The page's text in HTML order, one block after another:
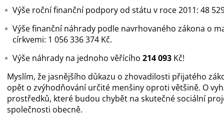
Výše roční finanční podpory od státu v roce 2011: 48
Výše finanční náhrady podle navrhovaného zákona o
církvemi: 1 056 336 374 Kč.
Výše náhrady na jednoho věřícího 214 093 Kč!
Myslím, že jasnějšího důkazu o zhovadilosti přijatého
opět o zvýhodňování určité menšiny oproti většině. O
prostředků, které budou chybět na skutečné sociální
společnosti obecně.